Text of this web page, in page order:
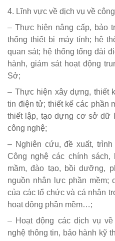
4. Lĩnh vực về dịch vụ về
– Thực hiện nâng cấp, bảo
thống thiết bị máy tính; hệ
quan sát; hệ thống tổng đài
hành, giám sát hoạt động
Sở;
– Thực hiện xây dựng, thiết
tin điện tử; thiết kế các phần
thiết lập, tạo dựng cơ sở dữ
công nghệ;
– Nghiên cứu, đề xuất,
Công nghệ các chính
mầm, đào tạo, bồi dưỡng,
nguồn nhân lực phần mềm;
của các tổ chức và cá nhân
hoạt động phần mềm…;
– Hoạt động các dịch vụ
nghệ thông tin, bảo hành kỹ